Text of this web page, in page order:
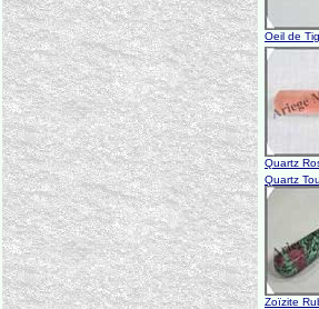
Oeil de
Quartz
Quartz
Zoïzite